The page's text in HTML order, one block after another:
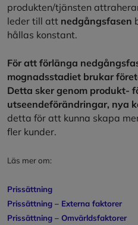
produkten/tjänsten
leder till att nedgångsfasen
hållas konstant.
För att förlänga
mognadsstadiet brukar
Detta sker genom produkt-
utseendeförändringar, nya
detta för att kunna skapa
fler kunder.
Läs mer om:
Prissättning
Prissättning – Externa faktorer
Prissättning – Omvärldsfaktorer